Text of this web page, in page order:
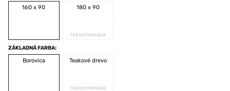
160 x 90
180 x 90
Iná kombinácia
ZÁKLADNÁ FARBA:
Borovica
Teakové drevo
Iná kombinácia